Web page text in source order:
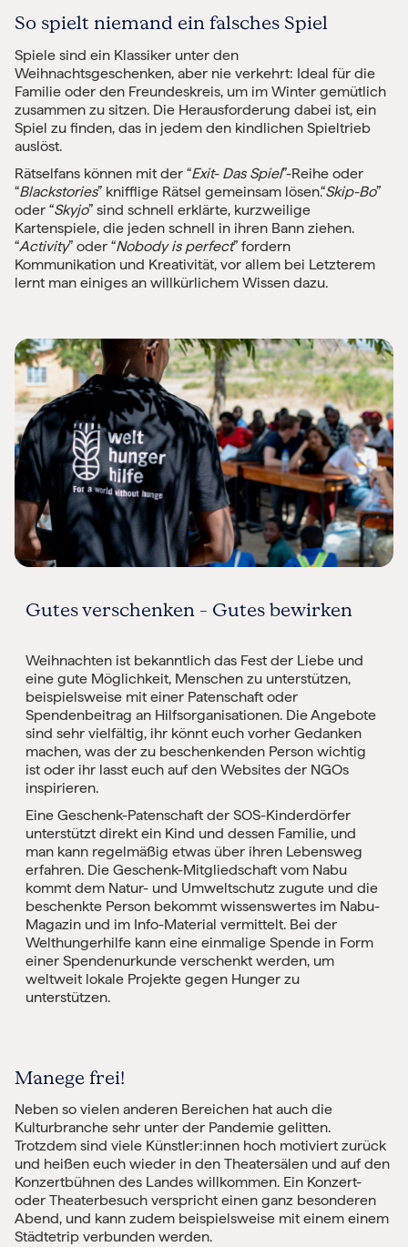
So spielt niemand ein falsches Spiel
Spiele sind ein Klassiker unter den
Weihnachtsgeschenken, aber nie verkehrt: Ideal für die
Familie oder den Freundeskreis, um im Winter gemütlich
zusammen zu sitzen. Die Herausforderung dabei ist, ein
Spiel zu finden, das in jedem den kindlichen Spieltrieb
auslöst.
Rätselfans können mit der “Exit- Das Spiel”-Reihe oder
“Blackstories” knifflige Rätsel gemeinsam lösen.“Skip-Bo”
oder “Skyjo” sind schnell erklärte, kurzweilige
Kartenspiele, die jeden schnell in ihren Bann ziehen.
“Activity” oder “Nobody is perfect” fordern
Kommunikation und Kreativität, vor allem bei Letzterem
lernt man einiges an willkürlichem Wissen dazu.
Gutes verschenken – Gutes bewirken
Weihnachten ist bekanntlich das Fest der Liebe und
eine gute Möglichkeit, Menschen zu unterstützen,
beispielsweise mit einer Patenschaft oder
Spendenbeitrag an Hilfsorganisationen. Die Angebote
sind sehr vielfältig, ihr könnt euch vorher Gedanken
machen, was der zu beschenkenden Person wichtig
ist oder ihr lasst euch auf den Websites der NGOs
inspirieren.
Eine Geschenk-Patenschaft der SOS-Kinderdörfer
unterstützt direkt ein Kind und dessen Familie, und
man kann regelmäßig etwas über ihren Lebensweg
erfahren. Die Geschenk-Mitgliedschaft vom Nabu
kommt dem Natur- und Umweltschutz zugute und die
beschenkte Person bekommt wissenswertes im Nabu-
Magazin und im Info-Material vermittelt. Bei der
Welthungerhilfe kann eine einmalige Spende in Form
einer Spendenurkunde verschenkt werden, um
weltweit lokale Projekte gegen Hunger zu
unterstützen.
Manege frei!
Neben so vielen anderen Bereichen hat auch die
Kulturbranche sehr unter der Pandemie gelitten.
Trotzdem sind viele Künstler:innen hoch motiviert zurück
und heißen euch wieder in den Theatersälen und auf den
Konzertbühnen des Landes willkommen. Ein Konzert-
oder Theaterbesuch verspricht einen ganz besonderen
Abend, und kann zudem beispielsweise mit einem einem
Städtetrip verbunden werden.